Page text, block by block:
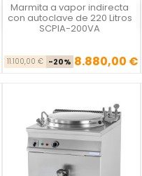
Marmita a vapor indirecta
con autoclave de 220 Litros
SCPIA-200VA
Precio base
11.100,00 € -20% Precio
8.880,00 €

Vista rápida